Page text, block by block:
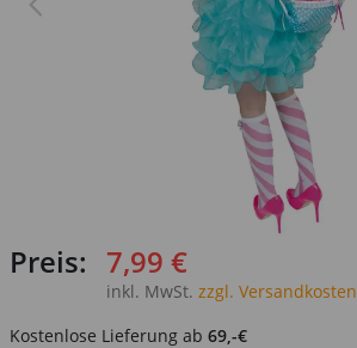
Preis: 7,99 €
inkl. MwSt. zzgl. Versandkosten
Kostenlose Lieferung ab 69,-€